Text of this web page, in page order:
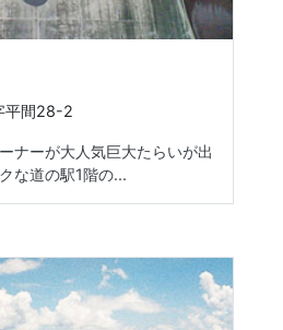
平間28-2
ナーが大人気巨大たらいが出
な道の駅1階の...